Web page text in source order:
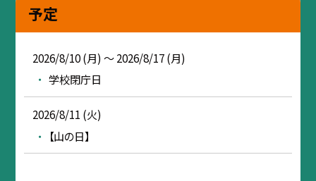
予定
2026/8/10 (月) ～ 2026/8/17 (月)
学校閉庁日
2026/8/11 (火)
【山の日】